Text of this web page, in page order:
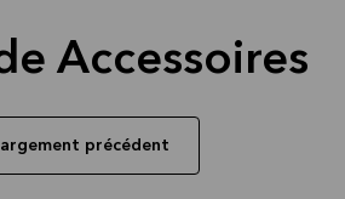
GRATUITS*
Accessoires
précédent